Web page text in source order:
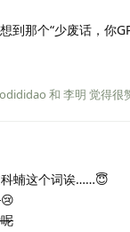
到那个“少废话，你
和 李明 觉得很
蝻这个词诶……😇
😢